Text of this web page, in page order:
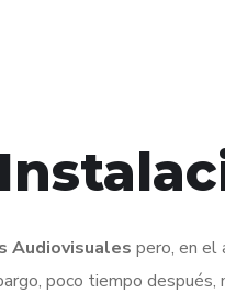
Audiovisuales pero, en el
poco tiempo